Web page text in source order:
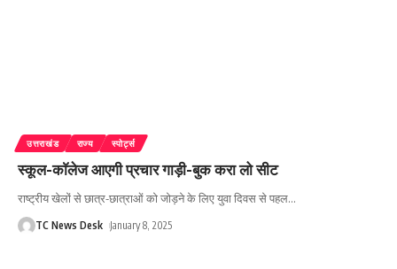
उत्तराखंड राज्य स्पोर्ट्स
स्कूल-काॅलेज आएगी प्रचार गाड़ी-बुक करा लो सीट
राष्ट्रीय खेलों से छात्र-छात्राओं को जोड़ने के लिए युवा दिवस से पहल…
TC News Desk January 8, 2025